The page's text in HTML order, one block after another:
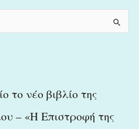
το νέο βιβλίο της
– «Η Επιστροφή της